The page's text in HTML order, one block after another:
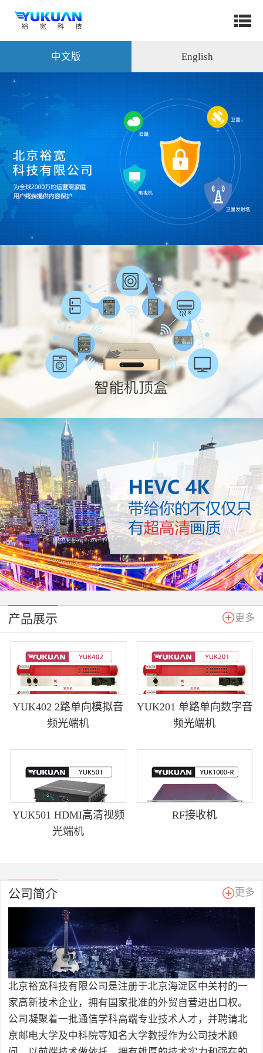
中文版 English
产品展示 更多
YUK402 2路单向模拟音
频光端机
YUK201 单路单向数字音
频光端机
YUK501 HDMI高清视频
光端机
RF接收机
公司简介 更多
北京裕宽科技有限公司是注册于北京海淀区中关村的一
家高新技术企业，拥有国家批准的外贸自营进出口权。
公司凝聚着一批通信学科高端专业技术人才，并聘请北
京邮电大学及中科院等知名大学教授作为公司技术顾